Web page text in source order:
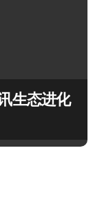
生态进化